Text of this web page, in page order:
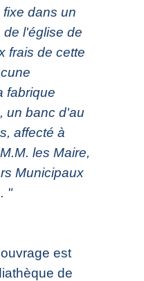
dans un
l'église de
frais de cette
fabrique
un banc d'au
affecté à
les Maire,
Municipaux
"
est
de